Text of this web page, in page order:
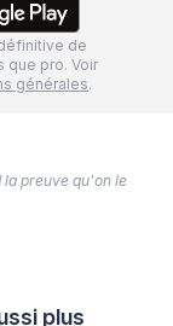
de
que pro. Voir
générales.
plus
la preuve qu'on le